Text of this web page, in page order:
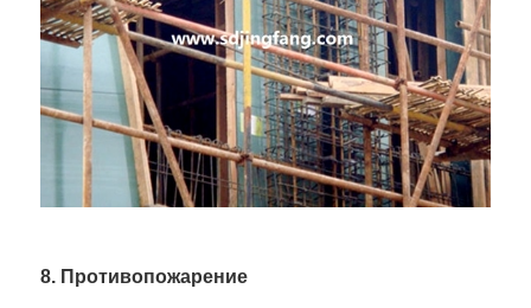
8. Противопожарение